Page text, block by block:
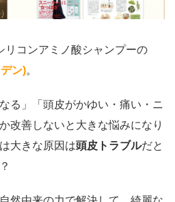
リコンアミノ酸シャンプーの
ン)。
る」「頭皮がかゆい・痛い・ニ
改善しないと大きな悩みになり
大きな原因は頭皮トラブルだと